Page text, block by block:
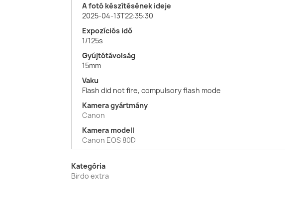
A fotó készítésének ideje
2025-04-13T22:35:30
Expozíciós idő
1/125s
Gyújtótávolság
15mm
Vaku
Flash did not fire, compulsory flash mode
Kamera gyártmány
Canon
Kamera modell
Canon EOS 80D
Kategória
Birdo extra